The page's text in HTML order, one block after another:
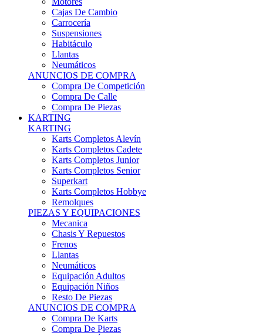
Cajas De Cambio
Carrocería
Suspensiones
Habitáculo
Llantas
Neumáticos
ANUNCIOS DE COMPRA
Compra De Competición
Compra De Calle
Compra De Piezas
KARTING
KARTING
Karts Completos Alevín
Karts Completos Cadete
Karts Completos Junior
Karts Completos Senior
Superkart
Karts Completos Hobbye
Remolques
PIEZAS Y EQUIPACIONES
Mecanica
Chasis Y Repuestos
Frenos
Llantas
Neumáticos
Equipación Adultos
Equipación Niños
Resto De Piezas
ANUNCIOS DE COMPRA
Compra De Karts
Compra De Piezas